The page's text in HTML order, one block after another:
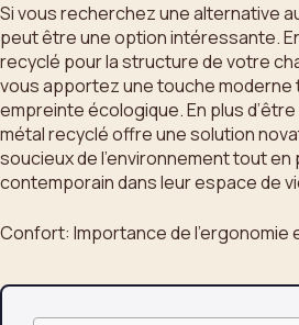
Si vous recherchez une alternative
peut être une option intéressante.
recyclé pour la structure de votre
vous apportez une touche
empreinte écologique. En plus
métal recyclé offre une solution
soucieux de l’environnement tout en
contemporain dans leur espace de
Confort: Importance de l’ergonomie